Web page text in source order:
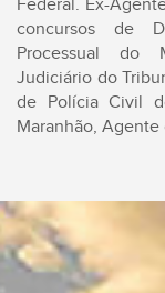
Federal. Ex-
concursos de
Processual do
Judiciário do
de Polícia Civil
Maranhão,